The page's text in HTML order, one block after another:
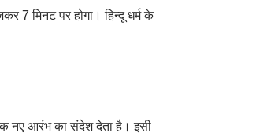
7 मिनट पर होगा। हिन्दू धर्म के
एक नए आरंभ का संदेश देता है। इसी